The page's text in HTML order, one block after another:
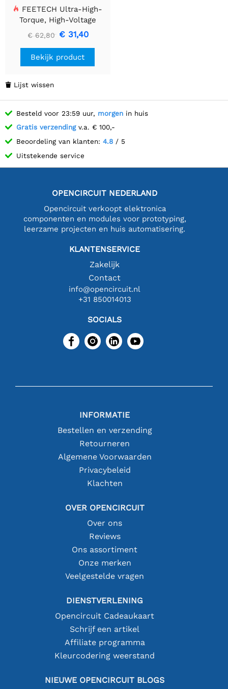
FEETECH Ultra-High-
Torque, High-Voltage
Digital Giant Servo
FT5335M
€ 62,80 € 31,40
Bekijk product
 Lijst wissen
Besteld voor 23:59 uur, morgen in huis
Gratis verzendingv.a. € 100,-
Beoordeling van klanten: 4.8 / 5
Uitstekende service
OPENCIRCUIT NEDERLAND
Opencircuit verkoopt elektronica
componenten en modules voor prototyping,
leerzame projecten en huis automatisering.
KLANTENSERVICE
Zakelijk
Contact
info@opencircuit.nl
+31 850014013
SOCIALS
INFORMATIE
Bestellen en verzending
Retourneren
Algemene Voorwaarden
Privacybeleid
Klachten
OVER OPENCIRCUIT
Over ons
Reviews
Ons assortiment
Onze merken
Veelgestelde vragen
DIENSTVERLENING
Opencircuit Cadeaukaart
Schrijf een artikel
Affiliate programma
Kleurcodering weerstand
NIEUWE OPENCIRCUIT BLOGS